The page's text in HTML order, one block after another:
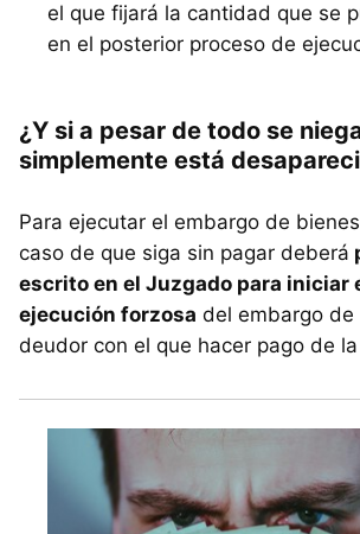
el que fijará la cantidad que se
en el posterior proceso de
¿Y si a pesar de todo se
simplemente está
Para ejecutar el embargo de
caso de que siga sin pagar deberá
escrito en el Juzgado para iniciar
ejecución forzosa del embargo de
deudor con el que hacer pago de